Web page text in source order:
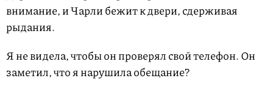
внимание, и Чарли бежит к двери, сдерживая
рыдания.
Я не видела, чтобы он проверял свой телефон. Он
заметил, что я нарушила обещание?